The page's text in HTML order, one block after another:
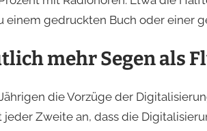
einem gedruckten Buch oder einer
mehr Segen als
die Vorzüge der
Zweite an, dass die